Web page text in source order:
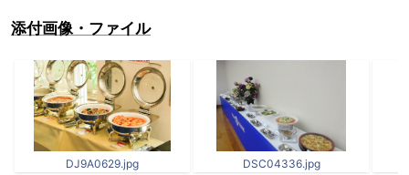
添付画像・ファイル
DJ9A0629.jpg DSC04336.jpg